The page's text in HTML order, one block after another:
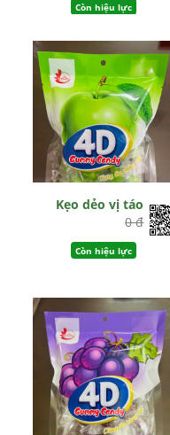
Còn hiệu lực
Kẹo dẻo vị táo
0 đ
Còn hiệu lực